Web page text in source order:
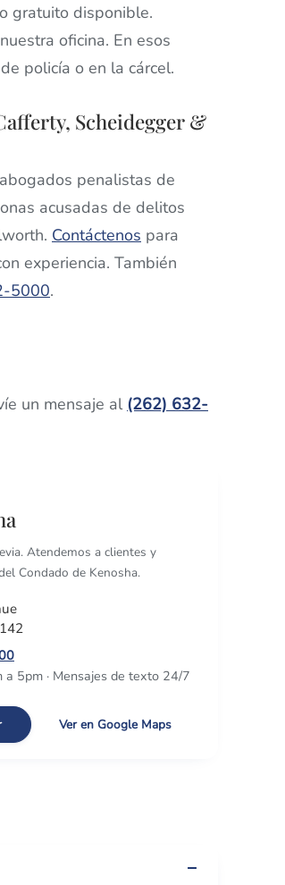
gratuito disponible.
oficina. En esos
policía o en la cárcel.
Scheidegger &
penalistas de
acusadas de delitos
Contáctenos para
experiencia. También
5000.
un mensaje al (262) 632-
Atendemos a clientes y
Condado de Kenosha.
a 5pm · Mensajes de texto 24/7
Ver en Google Maps